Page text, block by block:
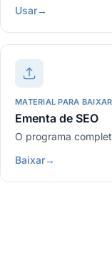
Usar→
MATERIAL PARA BAIXAR
Ementa de SEO
O programa
Baixar→